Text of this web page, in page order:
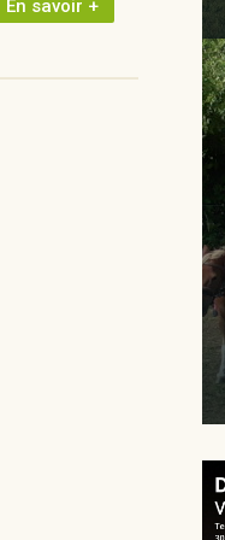
En savoir +